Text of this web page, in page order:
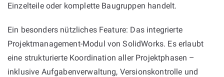
Einzelteile oder komplette Baugruppen handelt.
Ein besonders nützliches Feature: Das integrierte
Projektmanagement-Modul von SolidWorks. Es erlaubt
eine strukturierte Koordination aller Projektphasen –
inklusive Aufgabenverwaltung, Versionskontrolle und